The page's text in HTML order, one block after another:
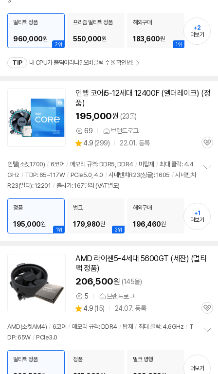
기
2위
멀티팩 정품
960,000원
프리즘 멀티팩 정품
550,000원
1위
해외구매
183,600원
+2
더보기
TIP 내 CPU가 뿔딱이라니? 오버클럭 수율 확인법!
인텔 코어i5-12세대 12400F (엘더레이크) (정
품)
195,000원 (23몰)
상
품
견
69 브랜드로그
별
4.9 (상
리
뷰
299) 22.01. 등록
관
인텔(소켓1700) / 6코어 / 메모리 규격: DDR5, DDR4 / 미탑재 / 최대 클럭: 4.4
GHz / TDP: 65~117W / PCIe5.0, 4.0 / 시네벤치R23(싱글): 1605 / 시네벤치
R23(멀티): 12201 / 출시가: 167달러 (VAT별도)
기
1위
정품
195,000원
2위
벌크
179,980원
해외구매
196,460원
+1
더보기
AMD 라이젠5-4세대 5600GT (세잔) (멀티
팩 정품)
206,500원 (145몰)
상
품
견
5 브랜드로그
별
점
4.9 (상
리
15) 24.07. 등록
관
AMD(소켓AM4) / 6코어 / 메모리 규격: DDR4 / 탑재 / 최대 클럭: 4.6GHz / T
DP: 65W / PCIe3.0
치
멀티팩 정품 정품 벌크 병행
더보기